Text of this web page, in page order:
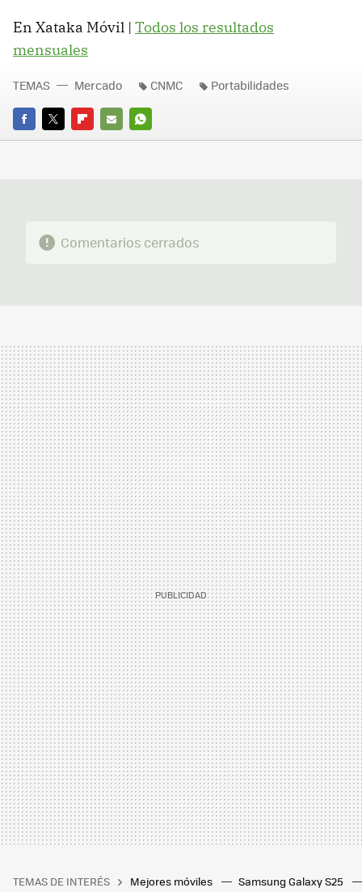
En Xataka Móvil | Todos los resultados
mensuales
FACEBOOK
TWITTERFLIPBOARD
E-
WHATSAPP
TEMAS Mercado CNMC Portabilidades
Comentarios cerrados
TEMAS DE INTERÉS Mejores móviles Samsung Galaxy S25